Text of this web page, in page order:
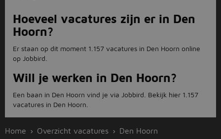
Hoeveel vacatures zijn er in Den
Hoorn?
Er staan op dit moment 1.157 vacatures in Den Hoorn online
op Jobbird.
Will je werken in Den Hoorn?
Een baan in Den Hoorn vind je via Jobbird. Bekijk hier 1.157
vacatures in Den Hoorn.
Home Overzicht vacatures Den Hoorn